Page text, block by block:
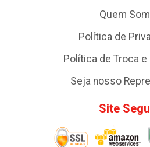
Quem
Política de
Política de Troca
Seja nosso
Site